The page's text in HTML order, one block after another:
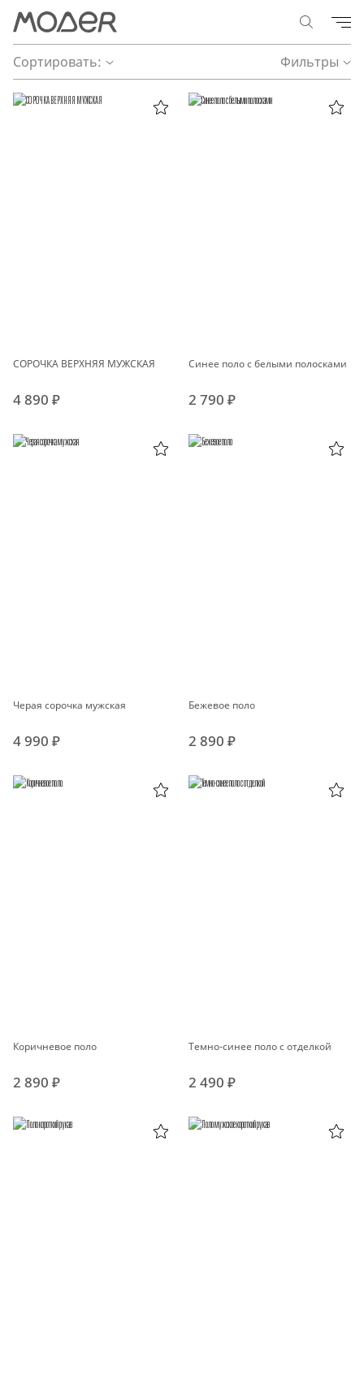
Сортировать: Фильтры
СОРОЧКА ВЕРХНЯЯ МУЖСКАЯ
4 890 ₽
Синее поло с белыми полосками
2 790 ₽
Черая сорочка мужская
4 990 ₽
Бежевое поло
2 890 ₽
Коричневое поло
2 890 ₽
Темно-синее поло с отделкой
2 490 ₽